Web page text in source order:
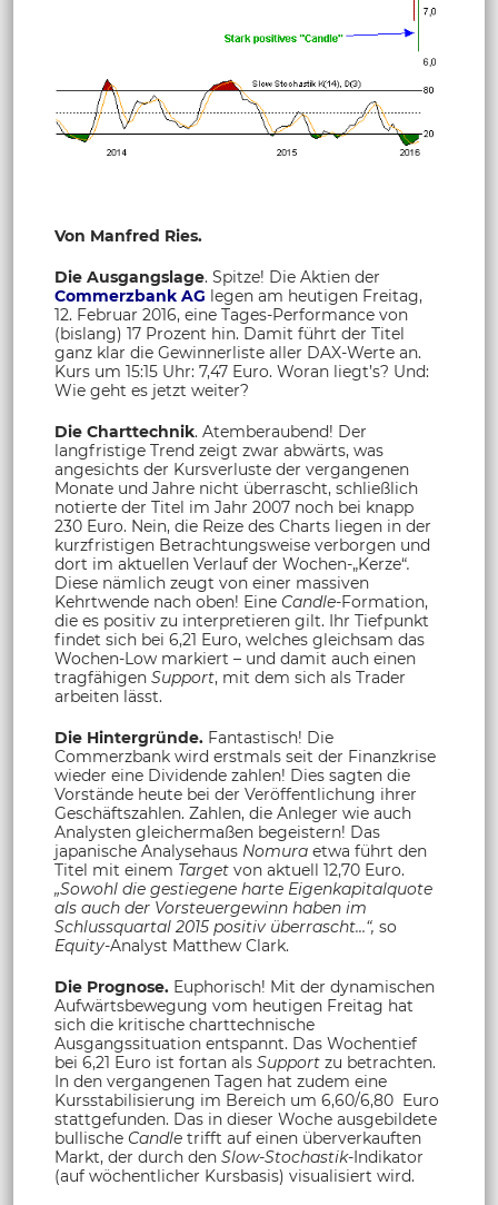
Von Manfred Ries.
Die Ausgangslage. Spitze! Die Aktien der
Commerzbank AG legen am heutigen Freitag,
12. Februar 2016, eine Tages-Performance von
(bislang) 17 Prozent hin. Damit führt der Titel
ganz klar die Gewinnerliste aller DAX-Werte an.
Kurs um 15:15 Uhr: 7,47 Euro. Woran liegt’s? Und:
Wie geht es jetzt weiter?
Die Charttechnik. Atemberaubend! Der
langfristige Trend zeigt zwar abwärts, was
angesichts der Kursverluste der vergangenen
Monate und Jahre nicht überrascht, schließlich
notierte der Titel im Jahr 2007 noch bei knapp
230 Euro. Nein, die Reize des Charts liegen in der
kurzfristigen Betrachtungsweise verborgen und
dort im aktuellen Verlauf der Wochen-„Kerze“.
Diese nämlich zeugt von einer massiven
Kehrtwende nach oben! Eine Candle-Formation,
die es positiv zu interpretieren gilt. Ihr Tiefpunkt
findet sich bei 6,21 Euro, welches gleichsam das
Wochen-Low markiert – und damit auch einen
tragfähigen Support, mit dem sich als Trader
arbeiten lässt.
Die Hintergründe. Fantastisch! Die
Commerzbank wird erstmals seit der Finanzkrise
wieder eine Dividende zahlen! Dies sagten die
Vorstände heute bei der Veröffentlichung ihrer
Geschäftszahlen. Zahlen, die Anleger wie auch
Analysten gleichermaßen begeistern! Das
japanische Analysehaus Nomura etwa führt den
Titel mit einem Target von aktuell 12,70 Euro.
„Sowohl die gestiegene harte Eigenkapitalquote
als auch der Vorsteuergewinn haben im
Schlussquartal 2015 positiv überrascht…“, so
Equity-Analyst Matthew Clark.
Die Prognose. Euphorisch! Mit der dynamischen
Aufwärtsbewegung vom heutigen Freitag hat
sich die kritische charttechnische
Ausgangssituation entspannt. Das Wochentief
bei 6,21 Euro ist fortan als Support zu betrachten.
In den vergangenen Tagen hat zudem eine
Kursstabilisierung im Bereich um 6,60/6,80 Euro
stattgefunden. Das in dieser Woche ausgebildete
bullische Candle trifft auf einen überverkauften
Markt, der durch den Slow-Stochastik-Indikator
(auf wöchentlicher Kursbasis) visualisiert wird.